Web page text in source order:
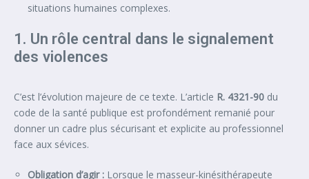
situations humaines complexes.
1. Un rôle central dans le signalement
des violences
C’est l’évolution majeure de ce texte. L’article R. 4321-90 du
code de la santé publique est profondément remanié pour
donner un cadre plus sécurisant et explicite au professionnel
face aux sévices.
Obligation d’agir : Lorsque le masseur-kinésithérapeute